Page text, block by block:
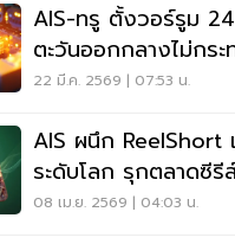
AIS-ทรู ตั้งวอร์รูม 24
ตะวันออกกลางไม่กระ
22 มี.ค. 2569 | 07:53 น.
AIS ผนึก
ระดับโลก รุกตลาดซี
08 เม.ย. 2569 | 04:03 น.